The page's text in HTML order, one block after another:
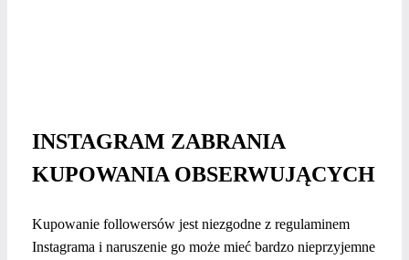
INSTAGRAM ZABRANIA
KUPOWANIA OBSERWUJĄCYCH
Kupowanie followersów jest niezgodne z regulaminem
Instagrama i naruszenie go może mieć bardzo nieprzyjemne